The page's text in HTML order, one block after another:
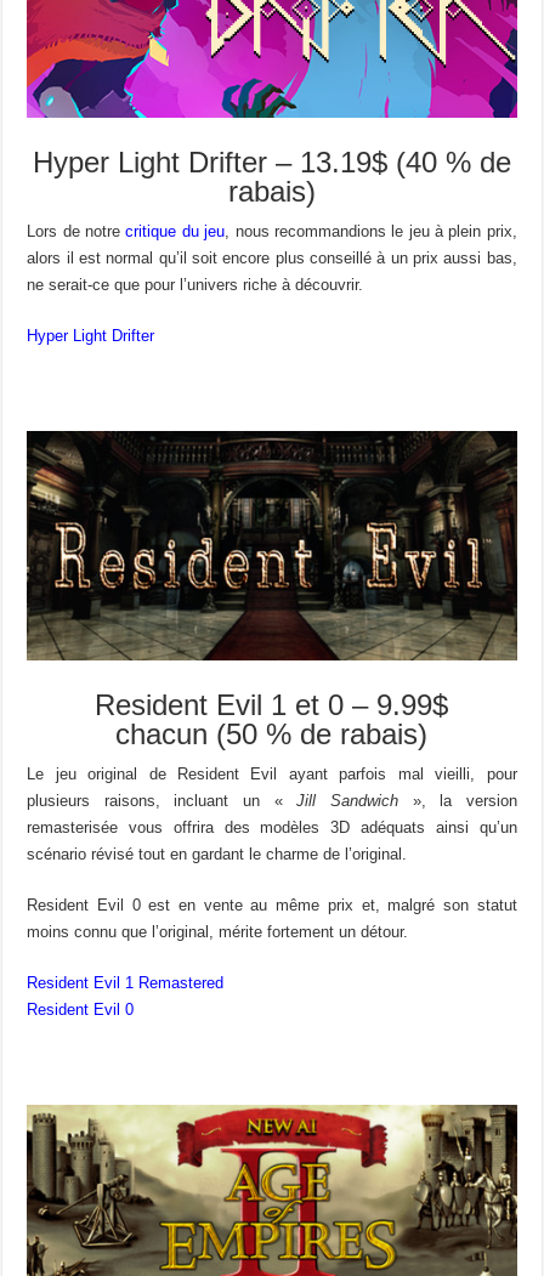
Hyper Light Drifter – 13.19$ (40 % de
rabais)
Lors de notrecritique du jeu, nous recommandions le jeu à plein prix,
alors il est normal qu’il soit encore plus conseillé à un prix aussi bas,
ne serait-ce que pour l’univers riche à découvrir.
Hyper Light Drifter
Resident Evil 1 et 0 – 9.99$
chacun (50 % de rabais)
Le jeu original de Resident Evil ayant parfois mal vieilli, pour
plusieurs raisons, incluant un «Jill Sandwich», la version
remasterisée vous offrira des modèles 3D adéquats ainsi qu’un
scénario révisé tout en gardant le charme de l’original.
Resident Evil 0 est en vente au même prix et, malgré son statut
moins connu que l’original, mérite fortement un détour.
Resident Evil 1 Remastered
Resident Evil 0